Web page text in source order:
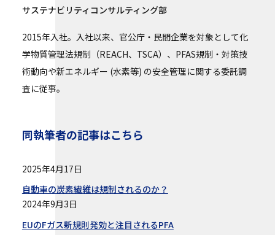
サステナビリティコンサルティング部
2015年入社。入社以来、官公庁・民間企業を対象として化
学物質管理法規制（REACH、TSCA）、PFAS規制・対策技
術動向や新エネルギー (水素等) の安全管理に関する委託調
査に従事。
同執筆者の記事はこちら
2025年4月17日
自動車の炭素繊維は規制されるのか？
2024年9月3日
EUのFガス新規則発効と注目されるPFA